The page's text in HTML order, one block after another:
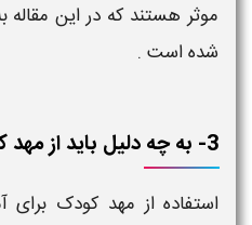
موثر هستند که در این مقاله
شده است .
استفاده از مهد کودک برای